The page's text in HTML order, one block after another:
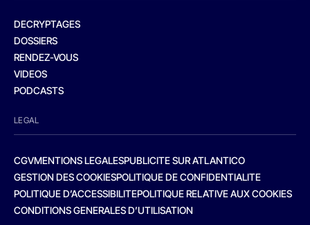
DECRYPTAGES
DOSSIERS
RENDEZ-VOUS
VIDEOS
PODCASTS
LEGAL
CGVMENTIONS LEGALESPUBLICITE SUR ATLANTICO
GESTION DES COOKIESPOLITIQUE DE CONFIDENTIALITE
POLITIQUE D’ACCESSIBILITEPOLITIQUE RELATIVE AUX COOKIES
CONDITIONS GENERALES D’UTILISATION